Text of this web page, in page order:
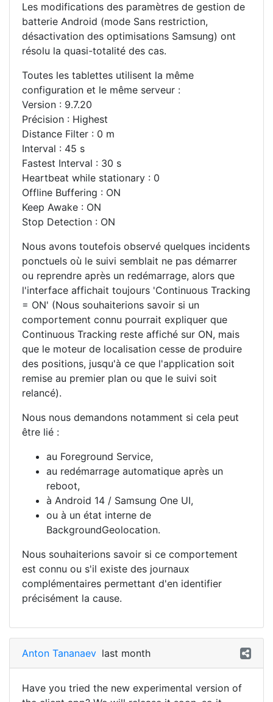
Les modifications des paramètres de gestion de
batterie Android (mode Sans restriction,
désactivation des optimisations Samsung) ont
résolu la quasi-totalité des cas.
Toutes les tablettes utilisent la même
configuration et le même serveur :
Version : 9.7.20
Précision : Highest
Distance Filter : 0 m
Interval : 45 s
Fastest Interval : 30 s
Heartbeat while stationary : 0
Offline Buffering : ON
Keep Awake : ON
Stop Detection : ON
Nous avons toutefois observé quelques incidents
ponctuels où le suivi semblait ne pas démarrer
ou reprendre après un redémarrage, alors que
l'interface affichait toujours 'Continuous Tracking
= ON' (Nous souhaiterions savoir si un
comportement connu pourrait expliquer que
Continuous Tracking reste affiché sur ON, mais
que le moteur de localisation cesse de produire
des positions, jusqu'à ce que l'application soit
remise au premier plan ou que le suivi soit
relancé).
Nous nous demandons notamment si cela peut
être lié :
au Foreground Service,
au redémarrage automatique après un
reboot,
à Android 14 / Samsung One UI,
ou à un état interne de
BackgroundGeolocation.
Nous souhaiterions savoir si ce comportement
est connu ou s'il existe des journaux
complémentaires permettant d'en identifier
précisément la cause.
Anton Tananaev last month
Have you tried the new experimental version of